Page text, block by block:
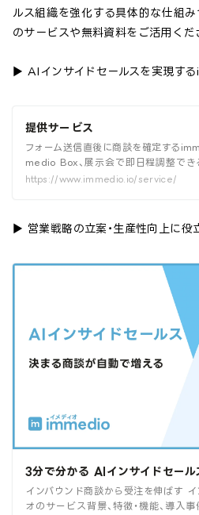
ルス組織を強化する具体的な仕組
のサービスや無料資料をご活用くだ
▶︎ AIインサイドセールスを実現す
提供サービス
フォーム送信直後に商談を確定する
medio Box、展示会で即日程調整で
ロダクトを一覧で紹介しています。
https://www.immedio.io/service/
▶︎ 営業戦略の立案・生産性向上に役
3分で分かる AIインサイドセー
インバウンド商談から受注を伸ばす
オのサービス背景、特徴・機能、導入